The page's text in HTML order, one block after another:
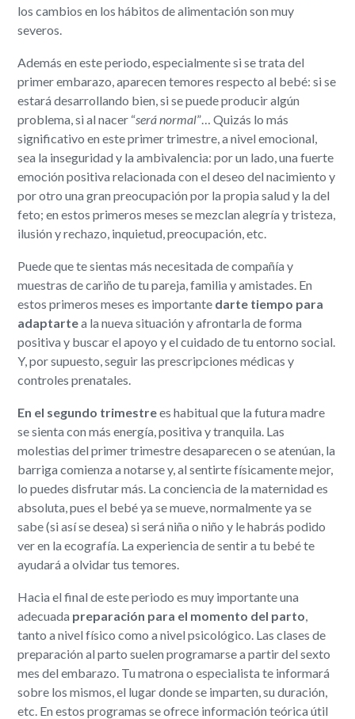
los cambios en los hábitos de alimentación son muy
severos.
Además en este periodo, especialmente si se trata del
primer embarazo, aparecen temores respecto al bebé: si se
estará desarrollando bien, si se puede producir algún
problema, si al nacer “será normal”… Quizás lo más
significativo en este primer trimestre, a nivel emocional,
sea la inseguridad y la ambivalencia: por un lado, una fuerte
emoción positiva relacionada con el deseo del nacimiento y
por otro una gran preocupación por la propia salud y la del
feto; en estos primeros meses se mezclan alegría y tristeza,
ilusión y rechazo, inquietud, preocupación, etc.
Puede que te sientas más necesitada de compañía y
muestras de cariño de tu pareja, familia y amistades. En
estos primeros meses es importante darte tiempo para
adaptartea la nueva situación y afrontarla de forma
positiva y buscar el apoyo y el cuidado de tu entorno social.
Y, por supuesto, seguir las prescripciones médicas y
controles prenatales.
En el segundo trimestrees habitual que la futura madre
se sienta con más energía, positiva y tranquila. Las
molestias del primer trimestre desaparecen o se atenúan, la
barriga comienza a notarse y, al sentirte físicamente mejor,
lo puedes disfrutar más. La conciencia de la maternidad es
absoluta, pues el bebé ya se mueve, normalmente ya se
sabe (si así se desea) si será niña o niño y le habrás podido
ver en la ecografía. La experiencia de sentir a tu bebé te
ayudará a olvidar tus temores.
Hacia el final de este periodo es muy importante una
adecuada preparación para el momento del parto
tanto a nivel físico como a nivel psicológico. Las clases de
preparación al parto suelen programarse a partir del sexto
mes del embarazo. Tu matrona o especialista te informará
sobre los mismos, el lugar donde se imparten, su duración,
etc. En estos programas se ofrece información teórica útil